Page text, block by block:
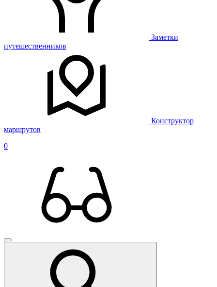
Заметки
путешественников
Конструктор
маршрутов
0